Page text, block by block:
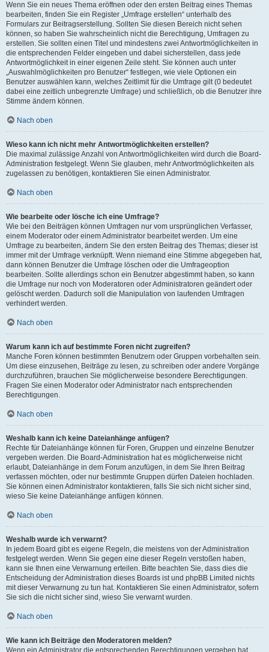
Wenn Sie ein neues Thema eröffnen oder den ersten Beitrag eines Themas
bearbeiten, finden Sie ein Register „Umfrage erstellen“ unterhalb des
Formulars zur Beitragserstellung. Sollten Sie diesen Bereich nicht sehen
können, so haben Sie wahrscheinlich nicht die Berechtigung, Umfragen zu
erstellen. Sie sollten einen Titel und mindestens zwei Antwortmöglichkeiten in
die entsprechenden Felder eingeben und dabei sicherstellen, dass jede
Antwortmöglichkeit in einer eigenen Zeile steht. Sie können auch unter
„Auswahlmöglichkeiten pro Benutzer“ festlegen, wie viele Optionen ein
Benutzer auswählen kann, welches Zeitlimit für die Umfrage gilt (0 bedeutet
dabei eine zeitlich unbegrenzte Umfrage) und schließlich, ob die Benutzer ihre
Stimme ändern können.
Nach oben
Wieso kann ich nicht mehr Antwortmöglichkeiten erstellen?
Die maximal zulässige Anzahl von Antwortmöglichkeiten wird durch die Board-
Administration festgelegt. Wenn Sie glauben, mehr Antwortmöglichkeiten als
zugelassen zu benötigen, kontaktieren Sie einen Administrator.
Nach oben
Wie bearbeite oder lösche ich eine Umfrage?
Wie bei den Beiträgen können Umfragen nur vom ursprünglichen Verfasser,
einem Moderator oder einem Administrator bearbeitet werden. Um eine
Umfrage zu bearbeiten, ändern Sie den ersten Beitrag des Themas; dieser ist
immer mit der Umfrage verknüpft. Wenn niemand eine Stimme abgegeben hat,
dann können Benutzer die Umfrage löschen oder die Umfrageoption
bearbeiten. Sollte allerdings schon ein Benutzer abgestimmt haben, so kann
die Umfrage nur noch von Moderatoren oder Administratoren geändert oder
gelöscht werden. Dadurch soll die Manipulation von laufenden Umfragen
verhindert werden.
Nach oben
Warum kann ich auf bestimmte Foren nicht zugreifen?
Manche Foren können bestimmten Benutzern oder Gruppen vorbehalten sein.
Um diese einzusehen, Beiträge zu lesen, zu schreiben oder andere Vorgänge
durchzuführen, brauchen Sie möglicherweise besondere Berechtigungen.
Fragen Sie einen Moderator oder Administrator nach entsprechenden
Berechtigungen.
Nach oben
Weshalb kann ich keine Dateianhänge anfügen?
Rechte für Dateianhänge können für Foren, Gruppen und einzelne Benutzer
vergeben werden. Die Board-Administration hat es möglicherweise nicht
erlaubt, Dateianhänge in dem Forum anzufügen, in dem Sie Ihren Beitrag
verfassen möchten, oder nur bestimmte Gruppen dürfen Dateien hochladen.
Sie können einen Administrator kontaktieren, falls Sie sich nicht sicher sind,
wieso Sie keine Dateianhänge anfügen können.
Nach oben
Weshalb wurde ich verwarnt?
In jedem Board gibt es eigene Regeln, die meistens von der Administration
festgelegt werden. Wenn Sie gegen eine dieser Regeln verstoßen haben,
kann sie Ihnen eine Verwarnung erteilen. Bitte beachten Sie, dass dies die
Entscheidung der Administration dieses Boards ist und phpBB Limited nichts
mit dieser Verwarnung zu tun hat. Kontaktieren Sie einen Administrator, sofern
Sie sich die nicht sicher sind, wieso Sie verwarnt wurden.
Nach oben
Wie kann ich Beiträge den Moderatoren melden?
Wenn ein Administrator die entsprechenden Berechtigungen vergeben hat,